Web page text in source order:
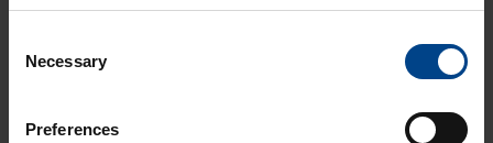
Selection
Necessary
Preferences
quadro evolla
KOTELOT JA
Lukuaika: 3 min